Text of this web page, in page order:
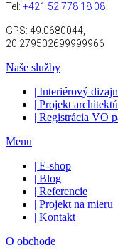
Tel: +421 52 778 18 08
GPS: 49.0680044,
20.279502699999966
Naše služby
| Interiérový
| Projekt
| Registrácia VO
Menu
| E-shop
| Blog
| Referencie
| Projekt na mieru
| Kontakt
O obchode